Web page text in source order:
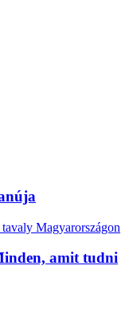
amit tudni